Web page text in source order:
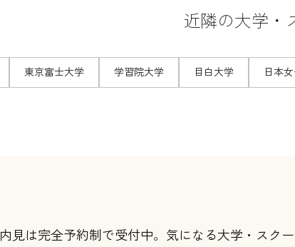
近隣の大学・
東京富士大学 学習院大学 目白大学 日本
内見は完全予約制で受付中。気になる大学・スク